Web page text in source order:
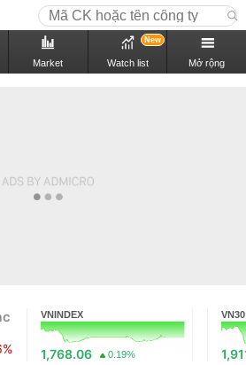
Market Watch list
New
Mở rộng
VNINDEX
1,768.06 0.19%
VN30